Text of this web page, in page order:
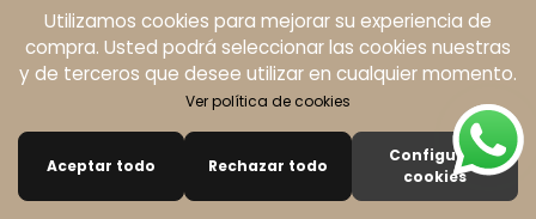
conjunto recibidor 301 + espejo 116
349,20 € 436,50 €
Precio reducido-20%
ROBLE
AMAZONA
Buscar Carro
Utilizamos cookies para mejorar su experiencia de
compra. Usted podrá seleccionar las cookies nuestras
y de terceros que desee utilizar en cualquier momento.
Ver política de cookies
Aceptar todo Rechazar todo
Configurar
cookies